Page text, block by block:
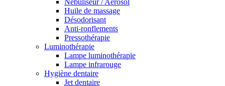
Nébuliseur / Aérosol
Huile de massage
Désodorisant
Anti-ronflements
Pressothérapie
Luminothérapie
Lampe luminothérapie
Lampe infrarouge
Hygiène dentaire
Jet dentaire